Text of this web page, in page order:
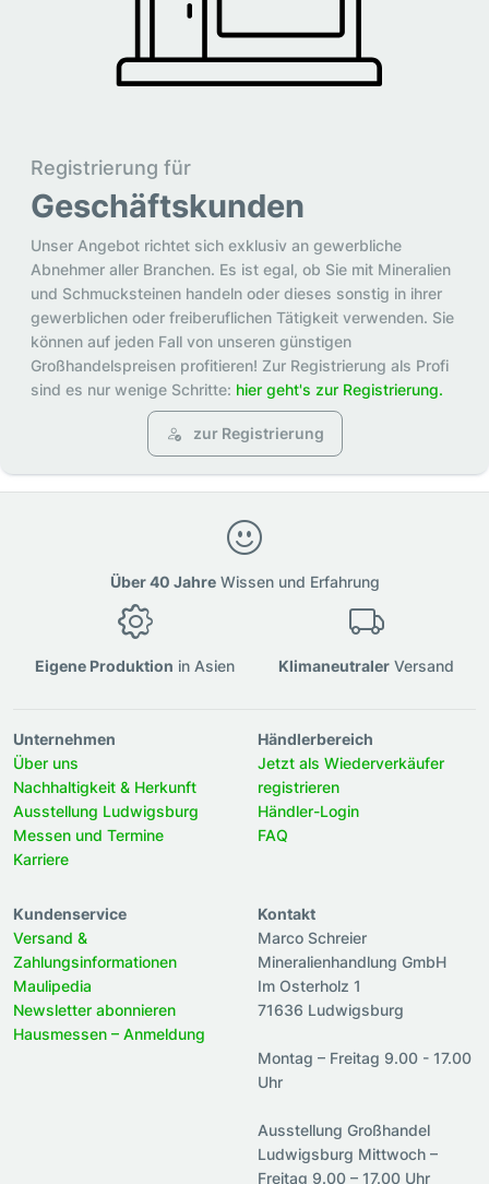
Registrierung für
Geschäftskunden
Unser Angebot richtet sich exklusiv an gewerbliche
Abnehmer aller Branchen. Es ist egal, ob Sie mit Mineralien
und Schmucksteinen handeln oder dieses sonstig in ihrer
gewerblichen oder freiberuflichen Tätigkeit verwenden. Sie
können auf jeden Fall von unseren günstigen
Großhandelspreisen profitieren! Zur Registrierung als Profi
sind es nur wenige Schritte: hier geht's zur Registrierung.
zur Registrierung
Über 40 JahreWissen und Erfahrung
Eigene Produktion in Asien Klimaneutraler Versand
Unternehmen
Über uns
Nachhaltigkeit & Herkunft
Ausstellung Ludwigsburg
Messen und Termine
Karriere
Händlerbereich
Jetzt als Wiederverkäufer
registrieren
Händler-Login
FAQ
Kundenservice
Versand &
Zahlungsinformationen
Maulipedia
Newsletter abonnieren
Hausmessen – Anmeldung
Kontakt
Marco Schreier
Mineralienhandlung GmbH
Im Osterholz 1
71636 Ludwigsburg
Montag – Freitag 9.00 - 17.00
Uhr
Ausstellung Großhandel
Ludwigsburg Mittwoch –
Freitag 9.00 – 17.00 Uhr